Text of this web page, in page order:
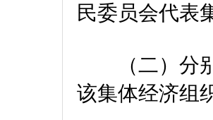
民委员会代表
（二）分别
该集体经济组